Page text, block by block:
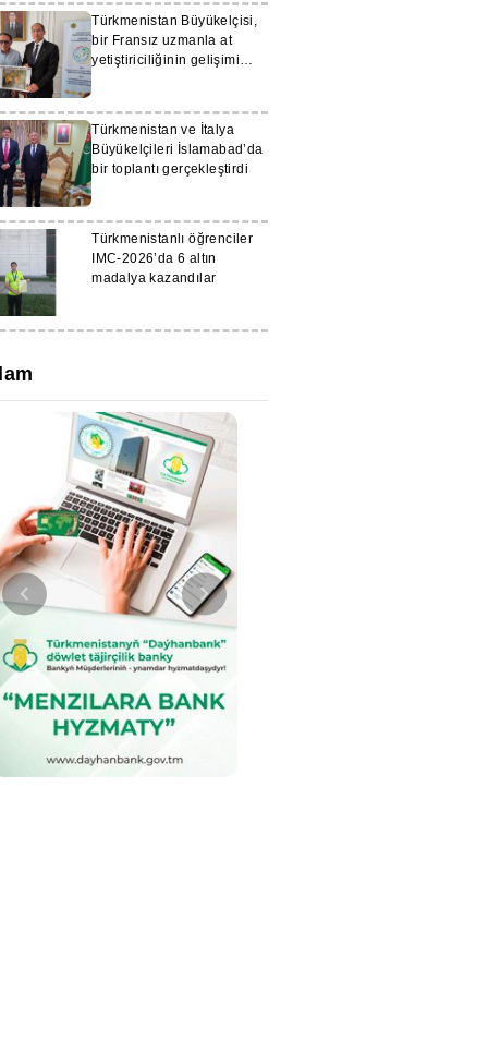
Türkmenistan Büyükelçisi,
bir Fransız uzmanla at
yetiştiriciliğinin gelişimi
Türkmenistan ve İtalya
Büyükelçileri İslamabad’da
bir toplantı gerçekleştirdi
Türkmenistanlı öğrenciler
IMC-2026’da 6 altın
madalya kazandılar